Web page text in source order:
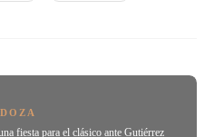
fiesta para el clásico ante Gutiérrez